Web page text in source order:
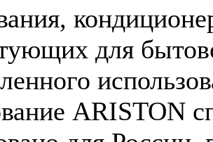
для
ARISTON